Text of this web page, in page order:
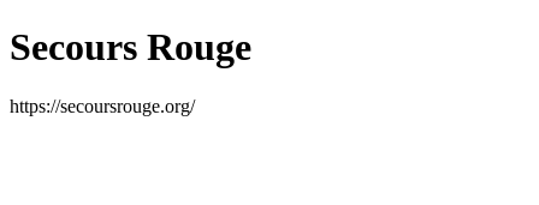
Secours Rouge
https://secoursrouge.org/